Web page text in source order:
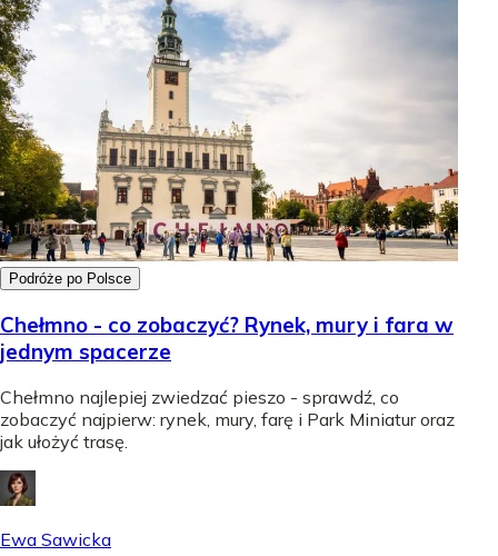
Podróże po Polsce
Chełmno - co zobaczyć? Rynek, mury i fara w
jednym spacerze
Chełmno najlepiej zwiedzać pieszo - sprawdź, co
zobaczyć najpierw: rynek, mury, farę i Park Miniatur oraz
jak ułożyć trasę.
Ewa Sawicka